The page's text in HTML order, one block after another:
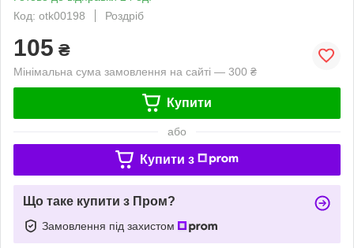
Код: otk00198
Роздріб
105 ₴
Мінімальна сума замовлення на сайті — 300 ₴
Купити
або
Купити з
Що таке купити з Пром?
Замовлення під захистом